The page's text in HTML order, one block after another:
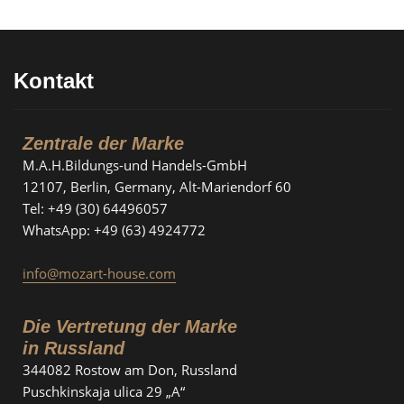
Kontakt
Zentrale der Marke
M.A.H.Bildungs-und Handels-GmbH
12107, Berlin, Germany, Alt-Mariendorf 60
Tel: +49 (30) 64496057
WhatsApp: +49 (63) 4924772
info@mozart-house.com
Die Vertretung der Marke
in Russland
344082 Rostow am Don, Russland
Puschkinskaja ulica 29 „A“